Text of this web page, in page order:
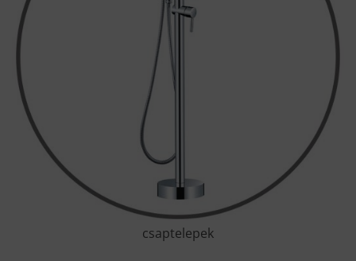
csaptelepek